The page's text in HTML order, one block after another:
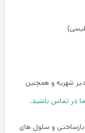
شهریه و همچنین
ما در تماس باشید.
و سلول های